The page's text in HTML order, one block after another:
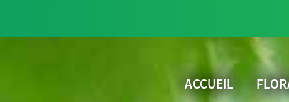
ACCUEIL